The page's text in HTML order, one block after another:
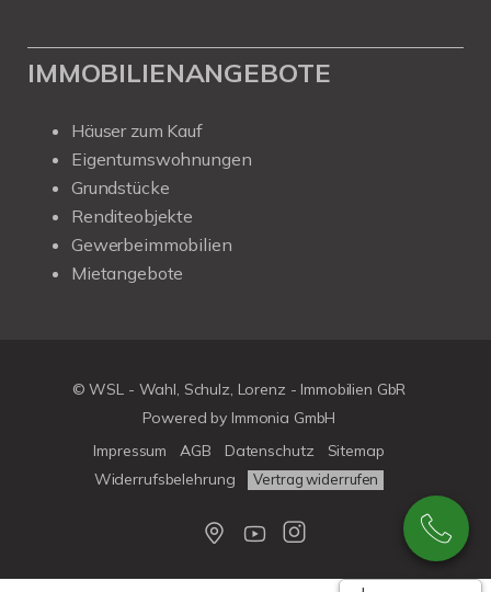
IMMOBILIENANGEBOTE
Häuser zum Kauf
Eigentumswohnungen
Grundstücke
Renditeobjekte
Gewerbeimmobilien
Mietangebote
© WSL - Wahl, Schulz, Lorenz - Immobilien GbR
Powered by Immonia GmbH
Impressum
AGB Datenschutz
Sitemap
Widerrufsbelehrung
Vertrag widerrufen